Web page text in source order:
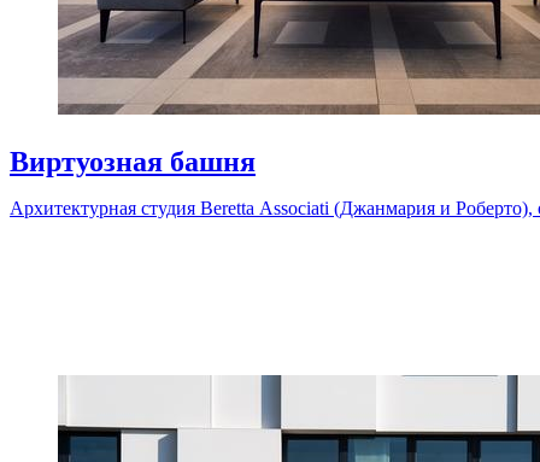
Виртуозная башня
Архитектурная студия Beretta Associati (Джанмария и Роберто),